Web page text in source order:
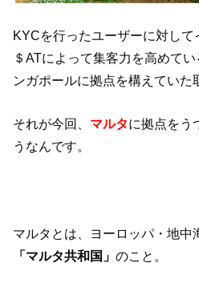
KYCを行ったユーザーに対して
＄ATによって集客力を高めて
ンガポールに拠点を構えていた
それが今回、 マルタに拠点をう
うなんです。
マルタとは、ヨーロッパ・地中
「マルタ共和国」のこと。